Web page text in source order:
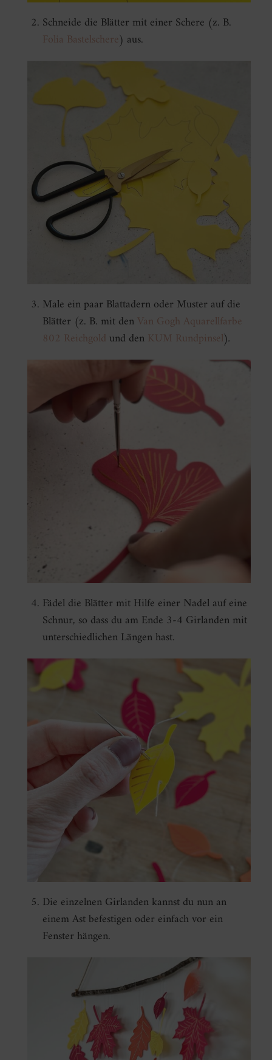
Schneide die Blätter mit einer Schere (z. B.
Folia Bastelschere) aus.
Male ein paar Blattadern oder Muster auf die
Blätter (z. B. mit denVan Gogh Aquarellfarbe
802 Reichgold und den KUM Rundpinsel).
Fädel die Blätter mit Hilfe einer Nadel auf eine
Schnur, so dass du am Ende 3-4 Girlanden mit
unterschiedlichen Längen hast.
Die einzelnen Girlanden kannst du nun an
einem Ast befestigen oder einfach vor ein
Fenster hängen.